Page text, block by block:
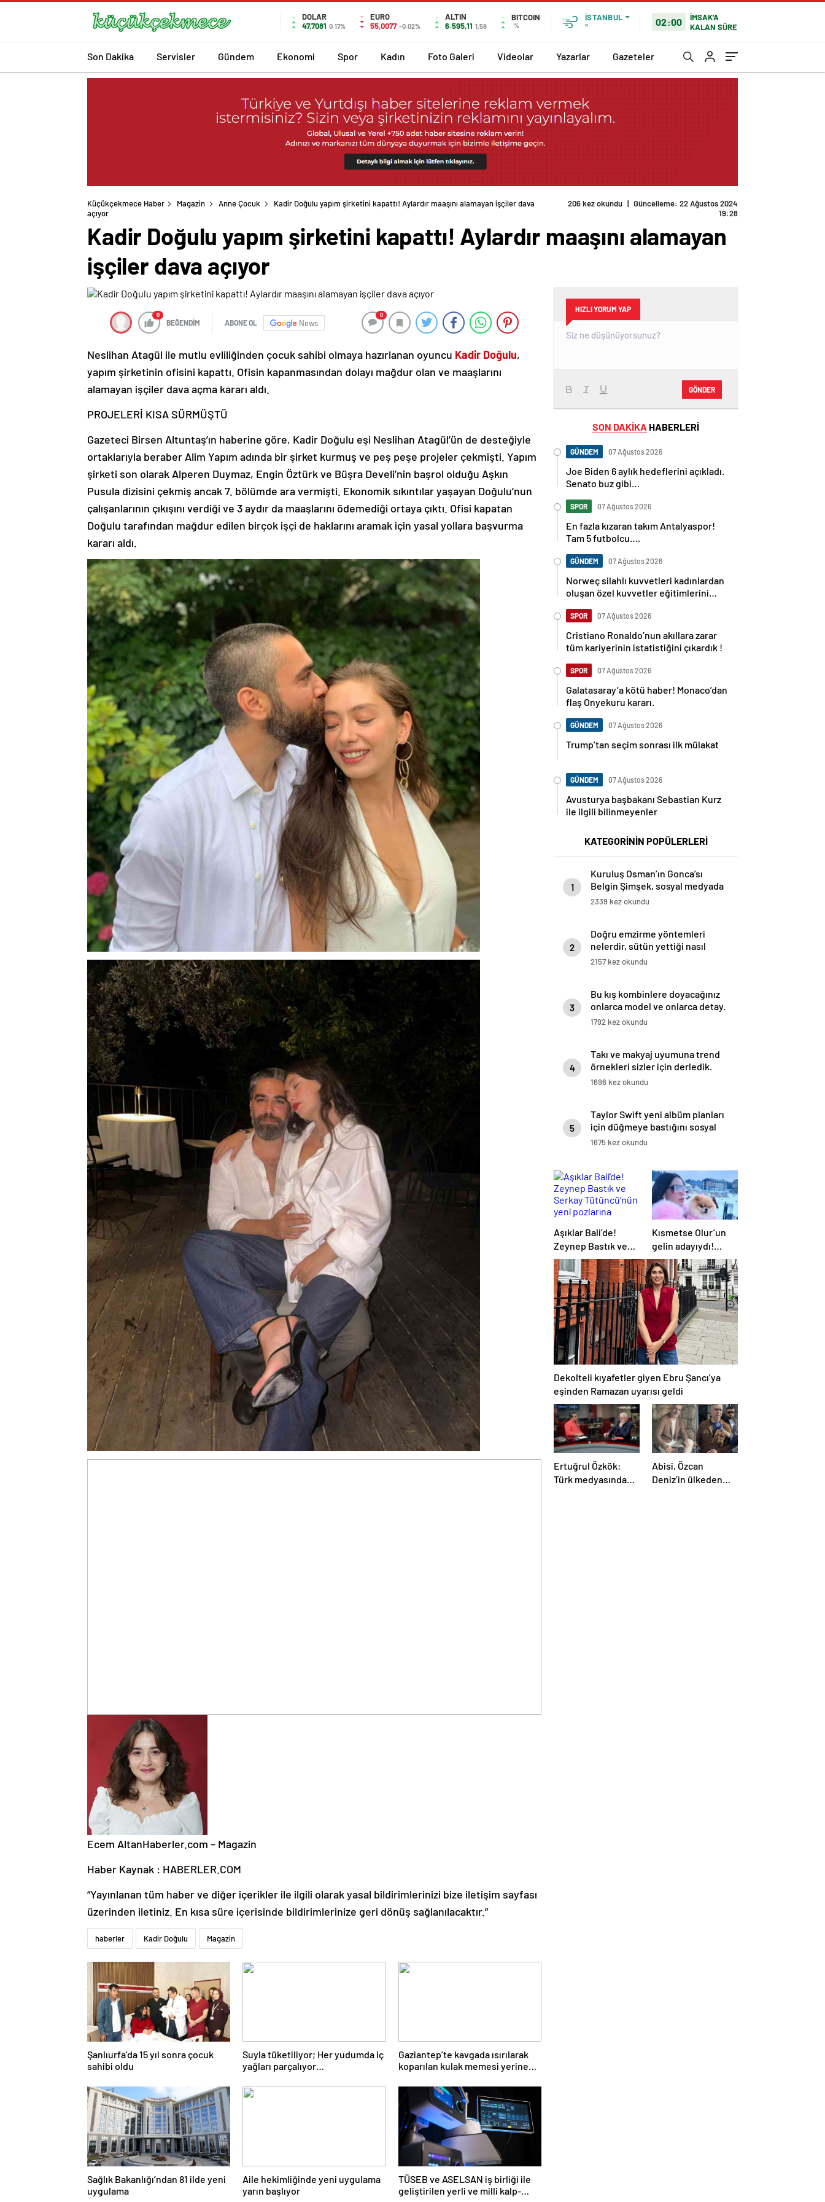
DOLAR
47,7081 0.17%
EURO
55,0077 -0.02%
ALTIN
6.595,11 1,58
BITCOIN
%
İSTANBUL
°
02:00
İMSAK'A
KALAN SÜRE
Son Dakika Servisler Gündem Ekonomi Spor Kadın Foto Galeri Videolar Yazarlar Gazeteler
Küçükçekmece Haber Magazin Anne Çocuk
Kadir Doğulu yapım şirketini kapattı! Aylardır maaşını alamayan işçiler dava
açıyor
206 kez okundu | Güncelleme: 22 Ağustos 2024
19:28
Kadir Doğulu yapım şirketini kapattı! Aylardır maaşını alamayan
işçiler dava açıyor
0
BEĞENDİM ABONE OL News
0
Neslihan Atagül ile mutlu evliliğinden çocuk sahibi olmaya hazırlanan oyuncu Kadir Doğulu,
yapım şirketinin ofisini kapattı. Ofisin kapanmasından dolayı mağdur olan ve maaşlarını
alamayan işçiler dava açma kararı aldı.
PROJELERİ KISA SÜRMÜŞTÜ
Gazeteci Birsen Altuntaş’ın haberine göre, Kadir Doğulu eşi Neslihan Atagül’ün de desteğiyle
ortaklarıyla beraber Alim Yapım adında bir şirket kurmuş ve peş peşe projeler çekmişti. Yapım
şirketi son olarak Alperen Duymaz, Engin Öztürk ve Büşra Develi’nin başrol olduğu Aşkın
Pusula dizisini çekmiş ancak 7. bölümde ara vermişti. Ekonomik sıkıntılar yaşayan Doğulu’nun
çalışanlarının çıkışını verdiği ve 3 aydır da maaşlarını ödemediği ortaya çıktı. Ofisi kapatan
Doğulu tarafından mağdur edilen birçok işçi de haklarını aramak için yasal yollara başvurma
kararı aldı.
Ecem AltanHaberler.com – Magazin
Haber Kaynak : HABERLER.COM
“Yayınlanan tüm haber ve diğer içerikler ile ilgili olarak yasal bildirimlerinizi bize iletişim sayfası
üzerinden iletiniz. En kısa süre içerisinde bildirimlerinize geri dönüş sağlanılacaktır.”
haberler Kadir Doğulu Magazin
Şanlıurfa’da 15 yıl sonra çocuk
sahibi oldu
Suyla tüketiliyor; Her yudumda iç
yağları parçalıyor…
Gaziantep’te kavgada ısırılarak
koparılan kulak memesi yerine
Sağlık Bakanlığı’ndan 81 ilde yeni
uygulama
Aile hekimliğinde yeni uygulama
yarın başlıyor
TÜSEB ve ASELSAN iş birliği ile
geliştirilen yerli ve milli kalp-
HIZLI YORUM YAP
GÖNDER
SON DAKİKA HABERLERİ
GÜNDEM 07 Ağustos 2026
Joe Biden 6 aylık hedeflerini açıkladı.
Senato buz gibi…
SPOR 07 Ağustos 2026
En fazla kızaran takım Antalyaspor!
Tam 5 futbolcu….
GÜNDEM 07 Ağustos 2026
Norweç silahlı kuvvetleri kadınlardan
oluşan özel kuvvetler eğitimlerini
SPOR 07 Ağustos 2026
Cristiano Ronaldo’nun akıllara zarar
tüm kariyerinin istatistiğini çıkardık !
SPOR 07 Ağustos 2026
Galatasaray’a kötü haber! Monaco’dan
flaş Onyekuru kararı.
GÜNDEM 07 Ağustos 2026
Trump’tan seçim sonrası ilk mülakat
GÜNDEM 07 Ağustos 2026
Avusturya başbakanı Sebastian Kurz
ile ilgili bilinmeyenler
KATEGORİNİN POPÜLERLERİ
1
Kuruluş Osman’ın Gonca’sı
Belgin Şimşek, sosyal medyada
uğradığı linç ve mobbinge karşı
2339 kez okundu
2
Doğru emzirme yöntemleri
nelerdir, sütün yettiği nasıl
anlaşılır?
2157 kez okundu
3
Bu kış kombinlere doyacağınız
onlarca model ve onlarca detay.
1792 kez okundu
4
Takı ve makyaj uyumuna trend
örnekleri sizler için derledik.
1696 kez okundu
5
Taylor Swift yeni albüm planları
için düğmeye bastığını sosyal
medyadan duyurdu!
1675 kez okundu
Aşıklar Bali’de!
Zeynep Bastık ve
Serkay Tütüncü’nün
yeni pozlarına
beğeni yağdı
Kısmetse Olur’un
gelin adayıydı!
Cansel Ayanoğlu
apar topar ameliyat
oldu
Dekolteli kıyafetler giyen Ebru Şancı’ya
eşinden Ramazan uyarısı geldi
Ertuğrul Özkök:
Türk medyasında
Abisi, Özcan
Deniz’in ülkeden